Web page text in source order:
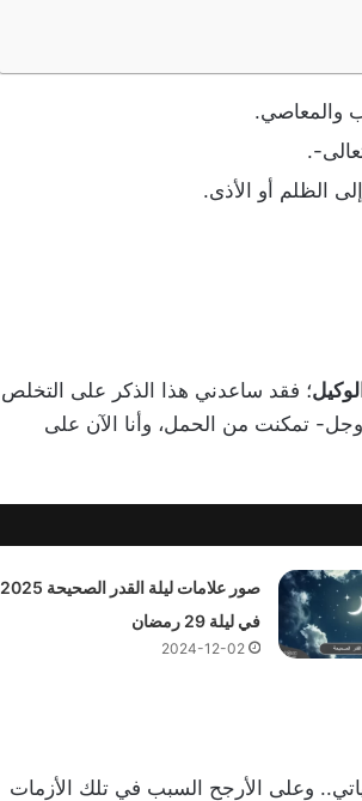
والمعاصي.
.
الظلم أو الأذى.
؛ فقد ساعدني هذا الذكر على التخلص
تمكنت من الحمل، وأنا الآن على
صور علامات ليلة القدر الصحيحة 2025
في ليلة 29 رمضان
2024-12-02
وعلى الأرجح السبب في تلك الأزمات